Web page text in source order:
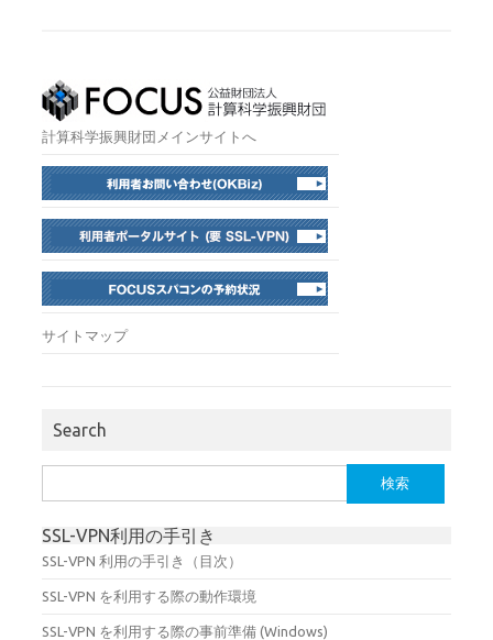
計算科学振興財団メインサイトへ
サイトマップ
Search
索:
SSL-VPN利用の手引き
SSL-VPN 利用の手引き（目次）
SSL-VPN を利用する際の動作環境
SSL-VPN を利用する際の事前準備 (Windows)